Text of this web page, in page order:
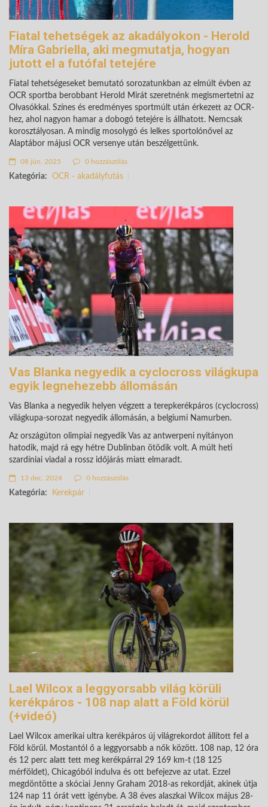
Fiatal tehetségek az akadályokon - Herold
Míra Gabriella, aki megmutatja, hogyan
jutott el a futófal tetejére
Fiatal tehetségeseket bemutató sorozatunkban az elmúlt évben az
OCR sportba berobbant Herold Mirát szeretnénk megismertetni az
Olvasókkal. Színes és eredményes sportmúlt után érkezett az OCR-
hez, ahol nagyon hamar a dobogó tetejére is állhatott. Nemcsak
korosztályosan. A mindig mosolygó és lelkes sportolónővel az
Alaptábor májusi OCR versenye után beszélgettünk.
08 jún. 2025 0 hozzászólás
Kategória: OCR - akadályfutás
Vas Blanka negyedik a cyclocross világkupa
egyik legnehezebb állomásán
Vas Blanka a negyedik helyen végzett a terepkerékpáros (cyclocross)
világkupa-sorozat negyedik állomásán, a belgiumi Namurben.
Az országúton olimpiai negyedik Vas az antwerpeni nyitányon
hatodik, majd rá egy hétre Dublinban ötödik volt. A múlt heti
szardíniai viadal a rossz időjárás miatt elmaradt.
13 dec. 2024 0 hozzászólás
Kategória: Kerekpár
Lael Wilcox a leggyorsabb világ körüli
kerékpáros - 108 nap alatt a Föld körül
(+videó)
Lael Wilcox amerikai ultra kerékpáros új világrekordot állított fel a
Föld körül. Mostantól ő a leggyorsabb a nők között. 108 nap, 12 óra
és 12 perc alatt tett meg kerékpárral 29 169 km-t (18 125
mérföldet), Chicagóból indulva és ott befejezve az utat. Ezzel
megdöntötte a skóciai Jenny Graham 2018-as rekordját, akinek útja
124 nap 11 órát vett igénybe. A 38 éves alaszkai Wilcox május 28-